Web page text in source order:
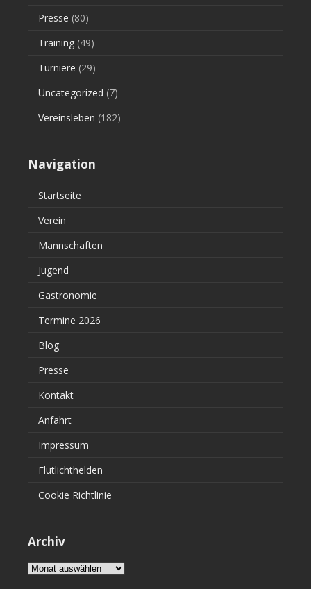
Presse (80)
Training (49)
Turniere (29)
Uncategorized (7)
Vereinsleben (182)
Navigation
Startseite
Verein
Mannschaften
Jugend
Gastronomie
Termine 2026
Blog
Presse
Kontakt
Anfahrt
Impressum
Flutlichthelden
Cookie Richtlinie
Archiv
Archiv